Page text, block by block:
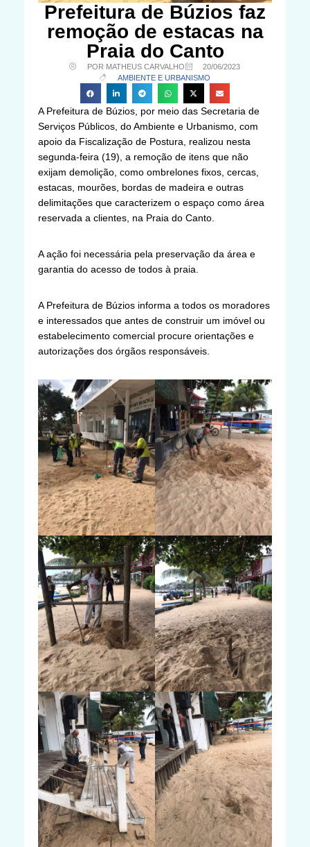
Prefeitura de Búzios faz
remoção de estacas na
Praia do Canto
POR MATHEUS CARVALHO
20/06/2023
AMBIENTE E URBANISMO
A Prefeitura de Búzios, por meio das Secretaria de
Serviços Públicos, do Ambiente e Urbanismo, com
apoio da Fiscalização de Postura, realizou nesta
segunda-feira (19), a remoção de itens que não
exijam demolição, como ombrelones fixos, cercas,
estacas, mourões, bordas de madeira e outras
delimitações que caracterizem o espaço como área
reservada a clientes, na Praia do Canto.
A ação foi necessária pela preservação da área e
garantia do acesso de todos à praia.
A Prefeitura de Búzios informa a todos os moradores
e interessados que antes de construir um imóvel ou
estabelecimento comercial procure orientações e
autorizações dos órgãos responsáveis.